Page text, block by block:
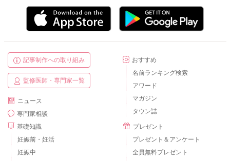
記事制作への取り組み
監修医師・専門家一覧
ニュース
専門家相談
基礎知識
妊娠前・妊活
妊娠中
おすすめ
名前ランキング検索
アワード
マガジン
タウン誌
プレゼント
プレゼント＆アンケート
全員無料プレゼント